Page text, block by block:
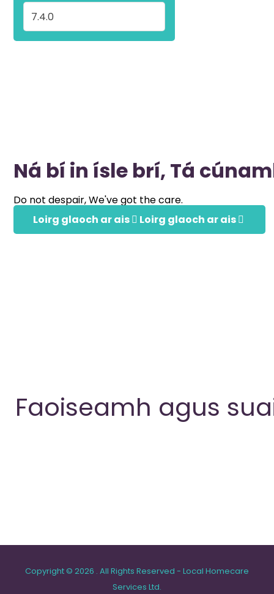
Ná bí in ísle brí, Tá
Do not despair, We've got the care.
Loirg glaoch ar ais
Loirg glaoch ar ais
Faoiseamh agus
Copyright © 2026 . All Rights Reserved - Local Homecare
Services Ltd.